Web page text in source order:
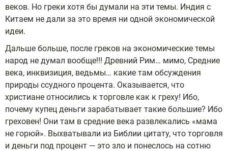
веков. Но греки хотя бы думали на эти темы. Индия с
Китаем не дали за это время ни одной экономической
идеи.
Дальше больше, после греков на экономические темы
народ не думал вообще!!! Древний Рим… мимо, Средние
века, инквизиция, ведьмы… какие там обсуждения
природы ссудного процента. Оказывается, что
христиане относились к торговле как к греху! Ибо,
почему купец деньги зарабатывает такие большие? Ибо
греховен! Они там в средние века развлекались «мама
не горюй». Выхватывали из Библии цитату, что торговля
и деньги под процент — это зло и понеслось на сотню